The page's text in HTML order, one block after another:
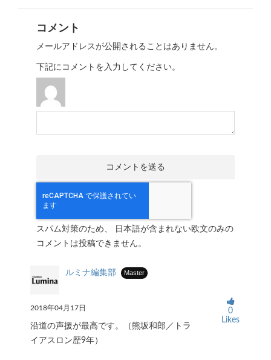
コメント
メールアドレスが公開されることはありません。
下記にコメントを入力してください。
スパム対策のため、 日本語が含まれない欧文のみの
コメントは投稿できません。
ルミナ編集部 Master
2018年04月17日
沿道の声援が最高です。（熊坂和郎／トラ
イアスロン歴9年）
0
Likes